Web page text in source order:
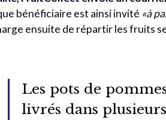
bénéficiaire est ainsi invité «à
ensuite de répartir les fruits
Les pots de
livrés dans